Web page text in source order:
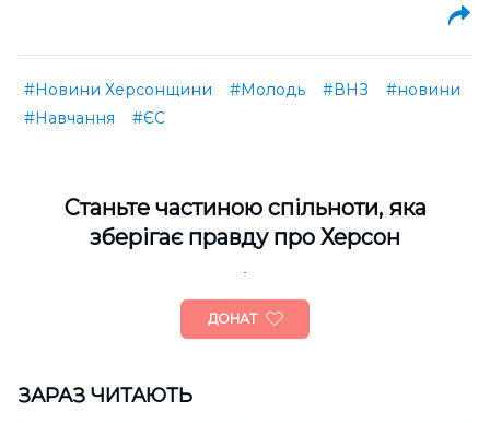
#Новини Херсонщини #Молодь #ВНЗ
#новини
#Навчання
#ЄС
Cтаньте частиною спільноти, яка
зберігає правду про Херсон
ДОНАТ
ЗАРАЗ ЧИТАЮТЬ